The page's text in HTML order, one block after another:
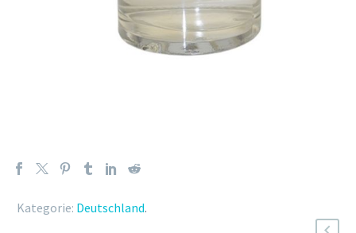
Kategorie: Deutschland.